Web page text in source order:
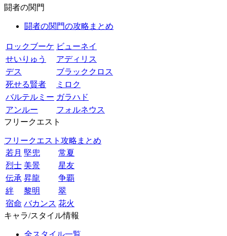
闘者の関門
闘者の関門の攻略まとめ
ロックブーケ ビューネイ
せいりゅう
アディリス
デス
ブラッククロス
死せる賢者
ミロク
バルテルミー ガラハド
アンルー
フォルネウス
フリークエスト
フリークエスト攻略まとめ
若月 堅兜
常夏
烈士 美景
星友
伝承 昇龍
争覇
絆
黎明
翠
宿命 バカンス 花火
キャラ/スタイル情報
全スタイル一覧